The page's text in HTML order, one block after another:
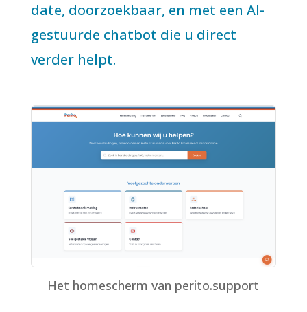
date, doorzoekbaar, en met een AI-
gestuurde chatbot die u direct
verder helpt.
Het homescherm van perito.support